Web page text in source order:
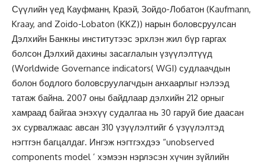
Сүүлийн үед Кауфманн, Краэй, Зойдо-Лобатон (Kaufmann,
Kraay, and Zoido-Lobaton (KKZ)) нарын боловсруулсан
Дэлхийн Банкны институтээс эрхлэн жил бүр гаргах
болсон Дэлхий дахины засаглалын үзүүлэлтүүд
(Worldwide Governance indicators( WGI) судлаачдын
болон бодлого боловсруулагчдын анхаарлыг нэлээд
татаж байна. 2007 оны байдлаар дэлхийн 212 орныг
хамраад байгаа энэхүү судалгаа нь 30 гаруй бие даасан
эх сурвалжаас авсан 310 үзүүлэлтийг 6 үзүүлэлтэд
нэгтгэн багцалдаг. Ингэж нэгтгэхдээ “unobserved
components model ’ хэмээн нэрлэсэн хүчин зүйлийн